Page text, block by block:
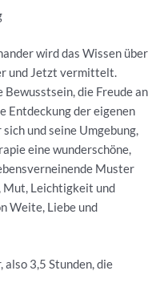
wird das Wissen über
und Jetzt vermittelt.
die Freude an
Entdeckung der eigenen
und seine Umgebung,
eine wunderschöne,
Muster
Mut, Leichtigkeit und
Weite, Liebe und
3,5 Stunden, die